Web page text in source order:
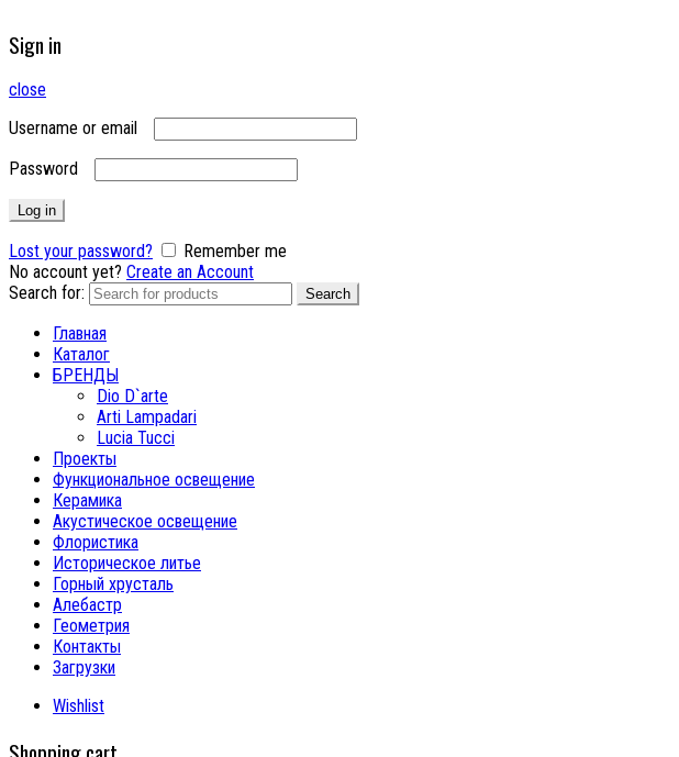
Sign in
close
Username or email
Password
Log in
Lost your password?
Remember me
No account yet? Create an Account
Search for:
Search
Главная
Каталог
БРЕНДЫ
Dio D`arte
Arti Lampadari
Lucia Tucci
Проекты
Функциональное освещение
Керамика
Акустическое освещение
Флористика
Историческое литье
Горный хрусталь
Алебастр
Геометрия
Контакты
Загрузки
Wishlist